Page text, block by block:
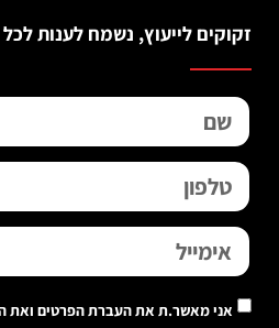
זקוקים לייעוץ, נשמח לענות
אני מאשר.ת את העברת הפרטים ואת